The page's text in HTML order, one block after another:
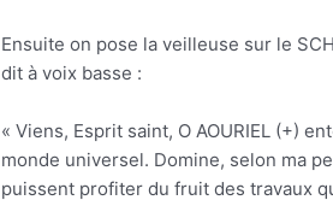
Ensuite on pose la veilleuse sur le
dit à voix basse :
« Viens, Esprit saint, O AOURIEL (+)
monde universel. Domine, selon ma
puissent profiter du fruit des travaux